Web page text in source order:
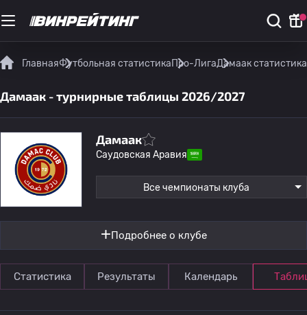
ГлавнаяФутбольная статистикаПро-ЛигаДамаак
Дамаак - турнирные таблицы 2026/2027
Дамаак
Саудовская Аравия
Все чемпионаты клуба
Подробнее о клубе
Статистика Результаты Календарь